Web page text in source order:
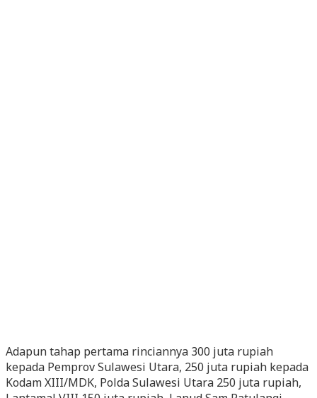
Adapun tahap pertama rinciannya 300 juta rupiah
kepada Pemprov Sulawesi Utara, 250 juta rupiah kepada
Kodam XIII/MDK, Polda Sulawesi Utara 250 juta rupiah,